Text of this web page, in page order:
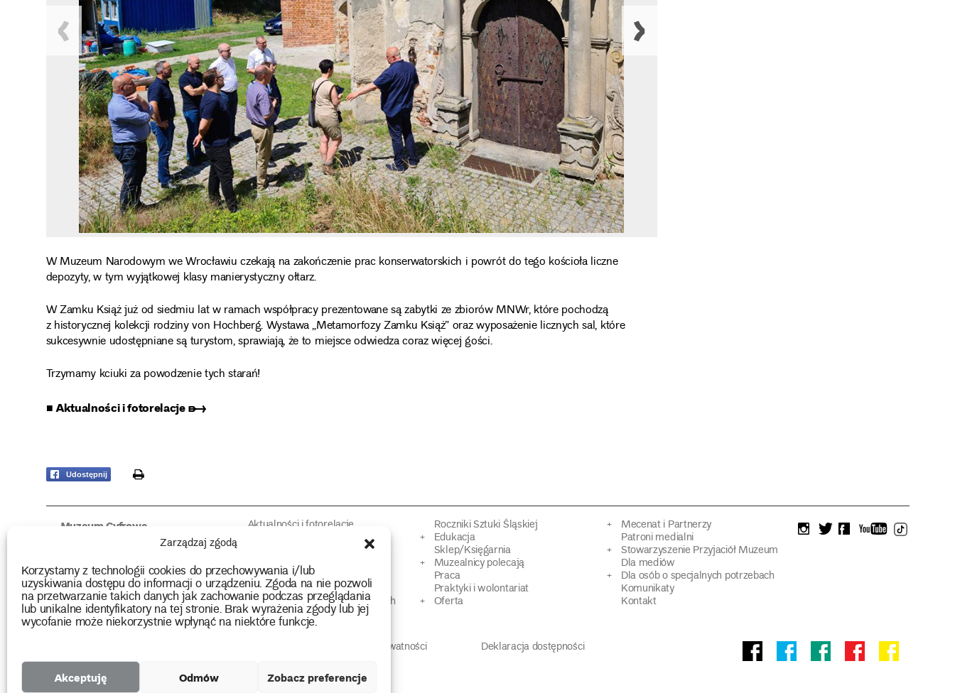
Zarządzaj zgodą
Korzystamy z technologii cookies do przechowywania i/lub
uzyskiwania dostępu do informacji o urządzeniu. Zgoda na nie pozwoli
na przetwarzanie takich danych jak zachowanie podczas przeglądania
lub unikalne identyfikatory na tej stronie. Brak wyrażenia zgody lub jej
wycofanie może niekorzystnie wpłynąć na niektóre funkcje.
Akceptuję Odmów Zobacz preferencje
W Muzeum Narodowym we Wrocławiu czekają na zakończenie prac konserwatorskich i powrót do tego kościoła liczne
depozyty, w tym wyjątkowej klasy manierystyczny ołtarz.
W Zamku Książ już od siedmiu lat w ramach współpracy prezentowane są zabytki ze zbiorów MNWr, które pochodzą
z historycznej kolekcji rodziny von Hochberg. Wystawa „Metamorfozy Zamku Książ” oraz wyposażenie licznych sal, które
sukcesywnie udostępniane są turystom, sprawiają, że to miejsce odwiedza coraz więcej gości.
Trzymamy kciuki za powodzenie tych starań!
■ Aktualności i fotorelacje ➸
Udostępnij print
Muzeum Cyfrowe
Użyczenia obiektów
Biblioteka
Wydawnictwo
Multimedia
Aktualności i fotorelacje
Muzealne rozmowy
Kolekcja
Europejskie Dni Dziedzictwa
Programy badań strat wojennych
Roczniki Sztuki Śląskiej
Edukacja
Sklep/Księgarnia
Muzealnicy polecają
Praca
Praktyki i wolontariat
Oferta
Mecenat i Partnerzy
Patroni medialni
Stowarzyszenie Przyjaciół Muzeum
Dla mediów
Dla osób o specjalnych potrzebach
Komunikaty
Kontakt
instagram
twitterfacebookyoutube
tiktok
Polityka prywatności Deklaracja dostępności Facebook
Muzeum
facebook
Pawilonu
facebook
Muzeum
Facebook
Panoramy
facebook
Stowarzyszenie
Projekty